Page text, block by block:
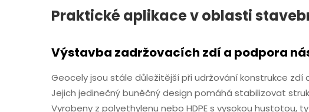
Praktické aplikace v oblasti
Výstavba zadržovacích zdí a podpora
Geocely jsou stále důležitější při udržování konstrukce zdí
Jejich jedinečný buněčný design pomáhá stabilizovat
Vyrobeny z polyethylenu nebo HDPE s vysokou hustotou,